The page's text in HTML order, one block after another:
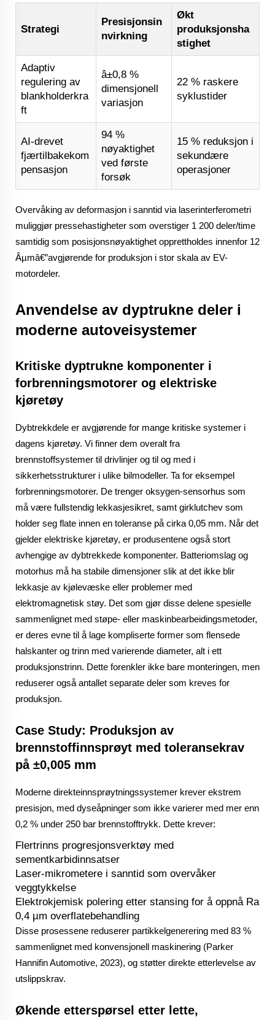
Strategi
Presisjonsin
nvirkning
Økt
produksjonsha
stighet
Adaptiv
regulering av
blankholderkra
ft
â±0,8 %
dimensjonell
variasjon
22 % raskere
syklustider
AI-drevet
fjærtilbakekom
pensasjon
94 %
nøyaktighet
ved første
forsøk
15 % reduksjon i
sekundære
operasjoner
Overvåking av deformasjon i sanntid via laserinterferometri
muliggjør pressehastigheter som overstiger 1 200 deler/time
samtidig som posisjonsnøyaktighet opprettholdes innenfor 12
Âµmâ€”avgjørende for produksjon i stor skala av EV-
motordeler.
Anvendelse av dyptrukne deler i
moderne autoveisystemer
Kritiske dyptrukne komponenter i
forbrenningsmotorer og elektriske
kjøretøy
Dybtrekkdele er avgjørende for mange kritiske systemer i
dagens kjøretøy. Vi finner dem overalt fra
brennstoffsystemer til drivlinjer og til og med i
sikkerhetsstrukturer i ulike bilmodeller. Ta for eksempel
forbrenningsmotorer. De trenger oksygen-sensorhus som
må være fullstendig lekkasjesikret, samt girklutchev som
holder seg flate innen en toleranse på cirka 0,05 mm. Når det
gjelder elektriske kjøretøy, er produsentene også stort
avhengige av dybtrekkede komponenter. Batteriomslag og
motorhus må ha stabile dimensjoner slik at det ikke blir
lekkasje av kjølevæske eller problemer med
elektromagnetisk støy. Det som gjør disse delene spesielle
sammenlignet med støpe- eller maskinbearbeidingsmetoder,
er deres evne til å lage kompliserte former som flensede
halskanter og trinn med varierende diameter, alt i ett
produksjonstrinn. Dette forenkler ikke bare monteringen, men
reduserer også antallet separate deler som kreves for
produksjon.
Case Study: Produksjon av
brennstoffinnsprøyt med toleransekrav
på ±0,005 mm
Moderne direkteinnsprøytningssystemer krever ekstrem
presisjon, med dyseåpninger som ikke varierer med mer enn
0,2 % under 250 bar brennstofftrykk. Dette krever:
Flertrinns progresjonsverktøy med
sementkarbidinnsatser
Laser-mikrometere i sanntid som overvåker
veggtykkelse
Elektrokjemisk polering etter stansing for å oppnå Ra
0,4 µm overflatebehandling
Disse prosessene reduserer partikkelgenerering med 83 %
sammenlignet med konvensjonell maskinering (Parker
Hannifin Automotive, 2023), og støtter direkte etterlevelse av
utslippskrav.
Økende etterspørsel etter lette,